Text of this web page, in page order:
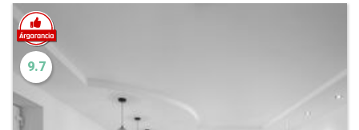
9.7